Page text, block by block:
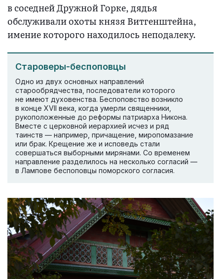
в соседней Дружной Горке, дядья
обслуживали охоты князя Витгенштейна,
имение которого находилось неподалеку.
Староверы-беспоповцы
Одно из двух основных направлений
старообрядчества, последователи которого
не имеют духовенства. Беспоповство возникло
в конце XVII века, когда умерли священники,
рукоположенные до реформы патриарха Никона.
Вместе с церковной иерархией исчез и ряд
таинств — например, причащение, миропомазание
или брак. Крещение же и исповедь стали
совершаться выборными мирянами. Со временем
направление разделилось на несколько согласий —
в Лампове беспоповцы поморского согласия.